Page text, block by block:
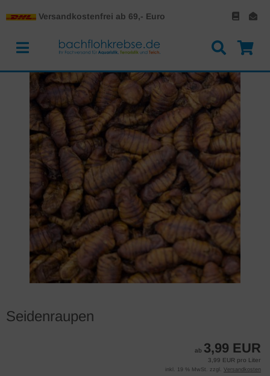
Versandkostenfrei ab 69,- Euro
Seidenraupen
ab 3,99 EUR
3,99 EUR pro Liter
inkl. 19 % MwSt. zzgl. Versandkosten